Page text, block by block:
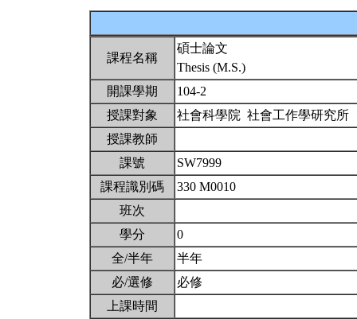
課程名稱
碩士論文
Thesis (M.S.)
開課學期
104-2
授課對象
社會科學院 社會工作學研究所
授課教師
課號
SW7999
課程識別碼
330 M0010
班次
學分
0
全/半年
半年
必/選修
必修
上課時間